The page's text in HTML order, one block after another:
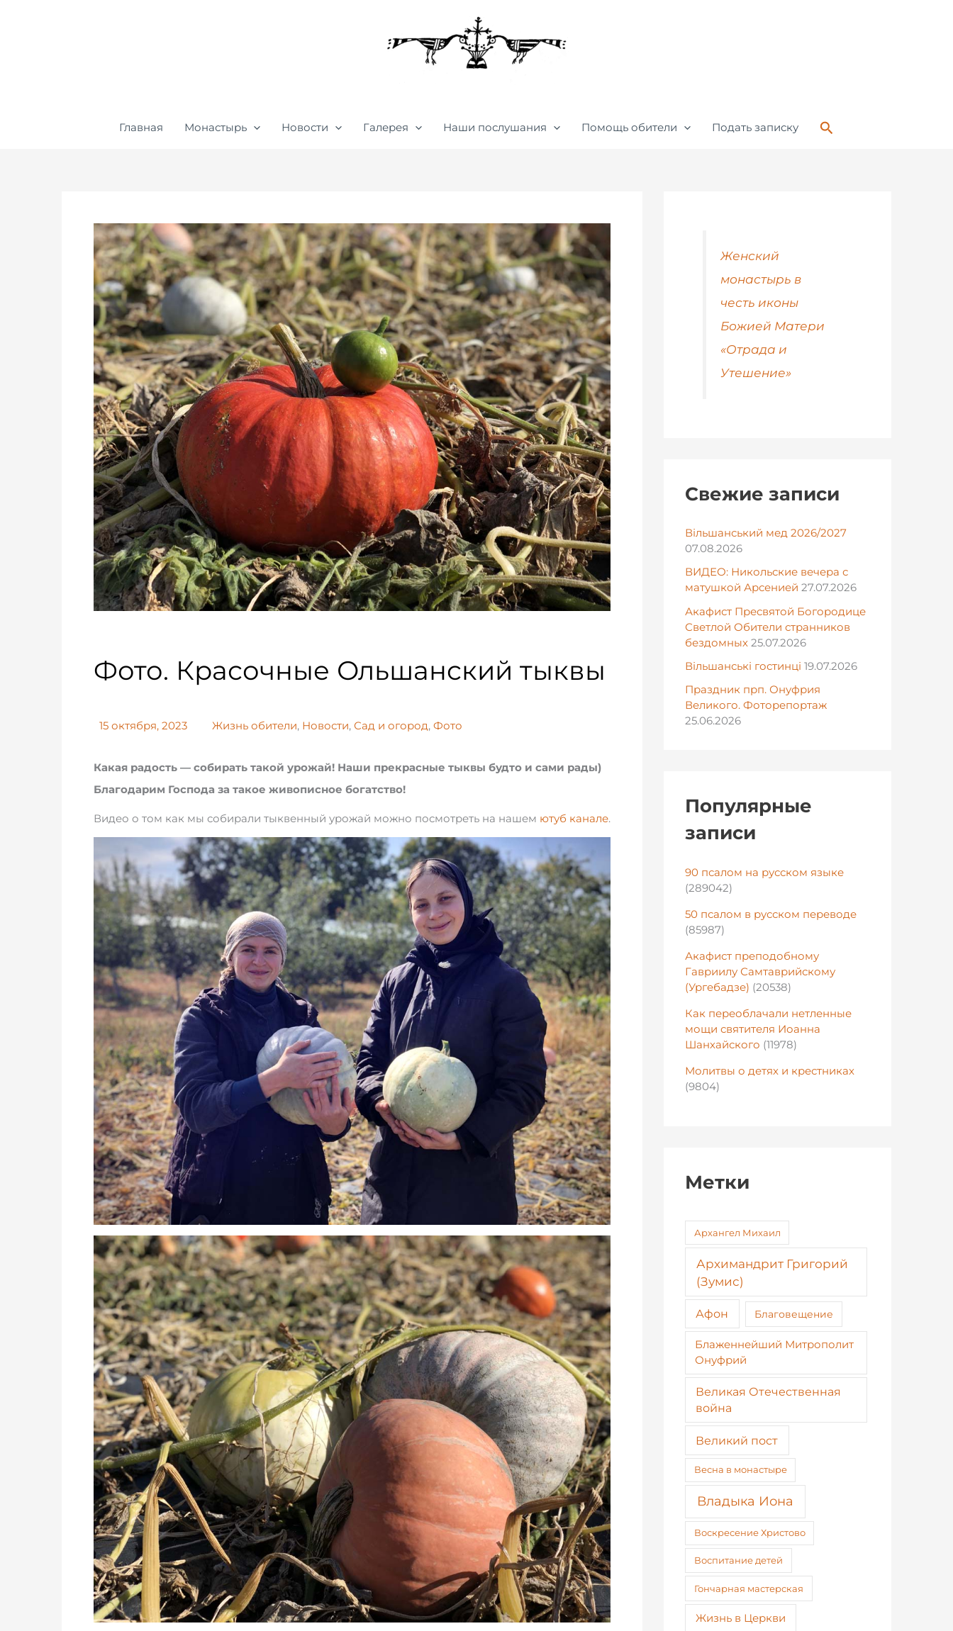
Главная Монастырь Новости Галерея Наши послушания Помощь обители Подать записку Поиск
Фото. Красочные Ольшанский тыквы
15 октября, 2023 Жизнь обители, Новости, Сад и огород, Фото
Какая радость — собирать такой урожай! Наши прекрасные тыквы будто и сами рады)
Благодарим Господа за такое живописное богатство!
Видео о том как мы собирали тыквенный урожай можно посмотреть на нашем ютуб канале.
Женский
монастырь в
честь иконы
Божией Матери
«Отрада и
Утешение»
Свежие записи
Вільшанський мед 2026/2027
07.08.2026
ВИДЕО: Никольские вечера с
матушкой Арсенией 27.07.2026
Акафист Пресвятой Богородице
Светлой Обители странников
бездомных 25.07.2026
Вільшанські гостинці 19.07.2026
Праздник прп. Онуфрия
Великого. Фоторепортаж
25.06.2026
Популярные
записи
90 псалом на русском языке
(289042)
50 псалом в русском переводе
(85987)
Акафист преподобному
Гавриилу Самтаврийскому
(Ургебадзе) (20538)
Как переоблачали нетленные
мощи святителя Иоанна
Шанхайского (11978)
Молитвы о детях и крестниках
(9804)
Метки
Архангел Михаил
Архимандрит Григорий
(Зумис)
Афон Благовещение
Блаженнейший Митрополит
Онуфрий
Великая Отечественная
война
Великий пост
Весна в монастыре
Владыка Иона
Воскресение Христово
Воспитание детей
Гончарная мастерская
Жизнь в Церкви